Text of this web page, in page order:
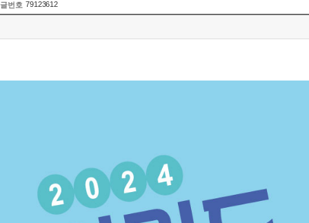
글번호 79123612